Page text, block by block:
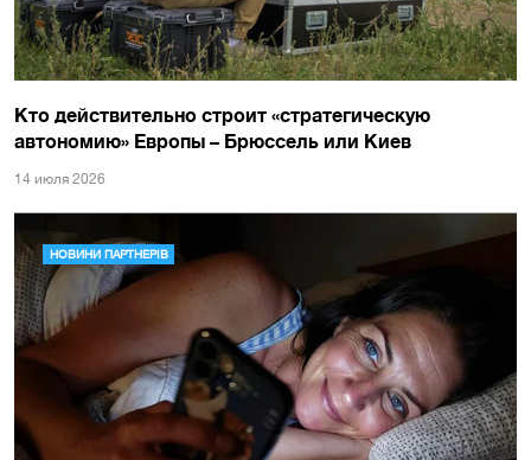
Кто действительно строит «стратегическую
автономию» Европы – Брюссель или Киев
14 июля 2026